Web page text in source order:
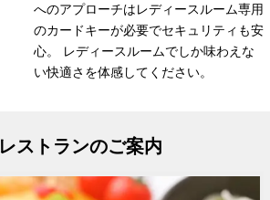
へのアプローチはレディースルーム専用
のカードキーが必要でセキュリティも安
心。 レディースルームでしか味わえな
い快適さを体感してください。
レストランのご案内